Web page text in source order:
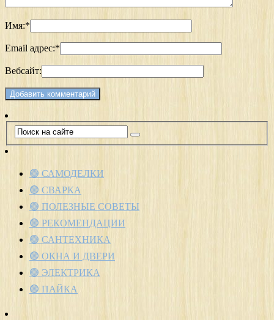
Имя:*
Email адрес:*
Вебсайт:
🟢 САМОДЕЛКИ
🟢 СВАРКА
🟢 ПОЛЕЗНЫЕ СОВЕТЫ
🟢 РЕКОМЕНДАЦИИ
🟢 САНТЕХНИКА
🟢 ОКНА И ДВЕРИ
🟢 ЭЛЕКТРИКА
🟢 ПАЙКА